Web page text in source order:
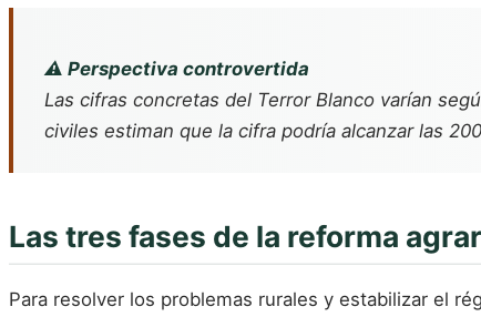
⚠️ Perspectiva controvertida
Las cifras concretas del Terror Blanco varían
civiles estiman que la cifra podría alcanzar las
Las tres fases de la reforma
Para resolver los problemas rurales y estabilizar el